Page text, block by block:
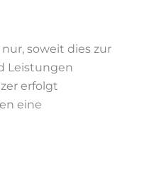
soweit dies zur
Leistungen
erfolgt
eine